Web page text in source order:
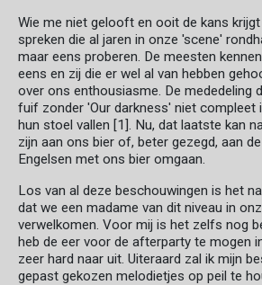
Wie me niet gelooft en ooit de kans
spreken die al jaren in onze 'scene'
maar eens proberen. De meesten
eens en zij die er wel al van hebben
over ons enthousiasme. De mededeling
fuif zonder 'Our darkness' niet compleet
hun stoel vallen [1]. Nu, dat laatste kan
zijn aan ons bier of, beter gezegd, aan
Engelsen met ons bier omgaan.
Los van al deze beschouwingen is het
dat we een madame van dit niveau in
verwelkomen. Voor mij is het zelfs nog
heb de eer voor de afterparty te mogen
zeer hard naar uit. Uiteraard zal ik mijn
gepast gekozen melodietjes op peil te